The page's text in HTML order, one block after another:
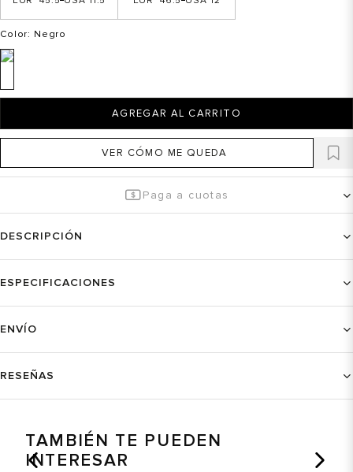
Color: Negro
AGREGAR AL CARRITO
VER CÓMO ME QUEDA
Paga a cuotas
DESCRIPCIÓN
ESPECIFICACIONES
ENVÍO
RESEÑAS
TAMBIÉN TE PUEDEN
INTERESAR